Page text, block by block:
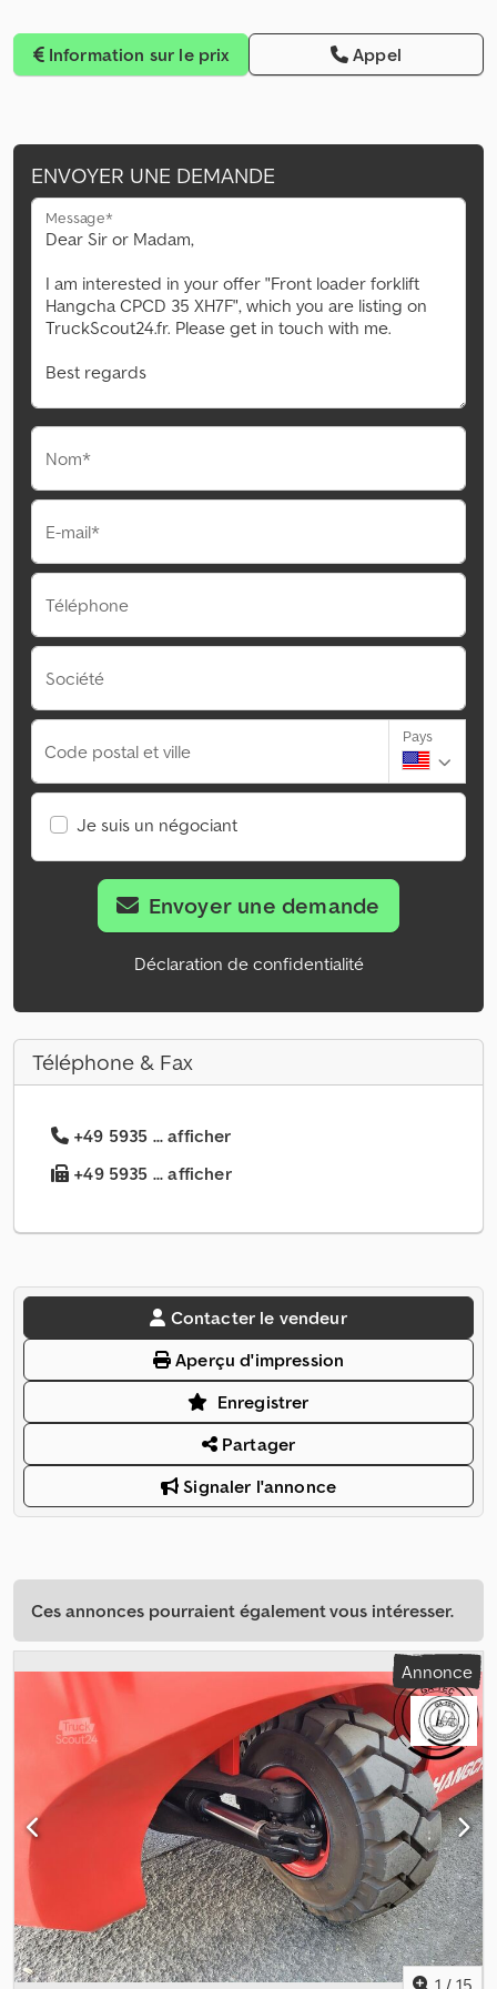
Information sur le prix Appel
ENVOYER UNE DEMANDE
Message*
Nom*
E-mail*
Téléphone
Société
Code postal et ville
Pays
Je suis un négociant
Envoyer une demande
Déclaration de confidentialité
Téléphone & Fax
+49 5935 ... afficher
+49 5935 ... afficher
Contacter le vendeur
Aperçu d'impression
Enregistrer
Partager
Signaler l'annonce
Ces annonces pourraient également vous intéresser.
Annonce
1 / 15